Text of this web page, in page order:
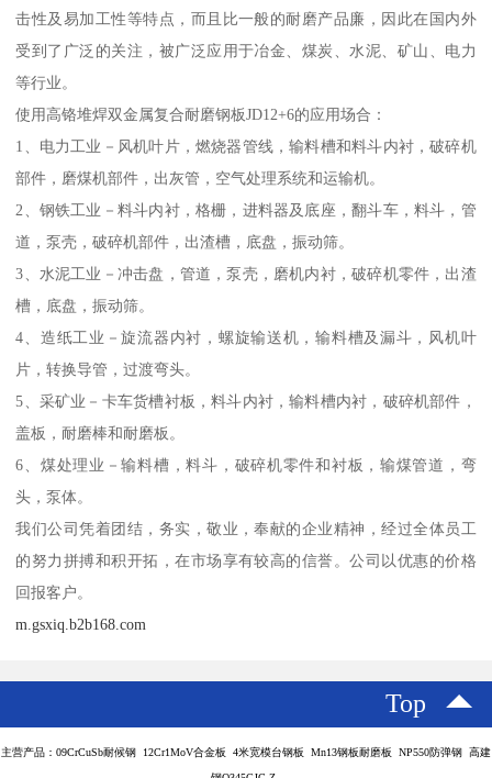
击性及易加工性等特点，而且比一般的耐磨产品廉，因此在国内外
受到了广泛的关注，被广泛应用于冶金、煤炭、水泥、矿山、电力
等行业。
使用高铬堆焊双金属复合耐磨钢板JD12+6的应用场合：
1、电力工业－风机叶片，燃烧器管线，输料槽和料斗内衬，破碎机
部件，磨煤机部件，出灰管，空气处理系统和运输机。
2、钢铁工业－料斗内衬，格栅，进料器及底座，翻斗车，料斗，管
道，泵壳，破碎机部件，出渣槽，底盘，振动筛。
3、水泥工业－冲击盘，管道，泵壳，磨机内衬，破碎机零件，出渣
槽，底盘，振动筛。
4、造纸工业－旋流器内衬，螺旋输送机，输料槽及漏斗，风机叶
片，转换导管，过渡弯头。
5、采矿业－卡车货槽衬板，料斗内衬，输料槽内衬，破碎机部件，
盖板，耐磨棒和耐磨板。
6、煤处理业－输料槽，料斗，破碎机零件和衬板，输煤管道，弯
头，泵体。
我们公司凭着团结，务实，敬业，奉献的企业精神，经过全体员工
的努力拼搏和积开拓，在市场享有较高的信誉。公司以优惠的价格
回报客户。
m.gsxiq.b2b168.com
Top
主营产品：09CrCuSb耐候钢 12Cr1MoV合金板 4米宽模台钢板 Mn13钢板耐磨板 NP550防弹钢 高建